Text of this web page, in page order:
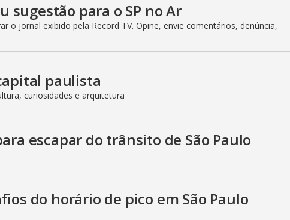
sugestão para o SP no Ar
o jornal exibido pela Record TV. Opine, envie comentários, denúncia,
paulista
curiosidades e arquitetura
escapar do trânsito de São Paulo
do horário de pico em São Paulo